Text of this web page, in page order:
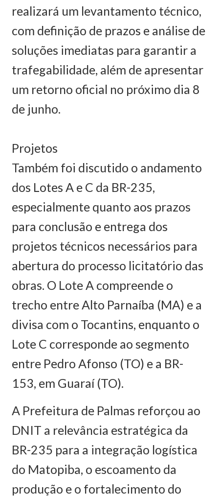
realizará um levantamento técnico,
com definição de prazos e análise de
soluções imediatas para garantir a
trafegabilidade, além de apresentar
um retorno oficial no próximo dia 8
de junho.
Projetos
Também foi discutido o andamento
dos Lotes A e C da BR-235,
especialmente quanto aos prazos
para conclusão e entrega dos
projetos técnicos necessários para
abertura do processo licitatório das
obras. O Lote A compreende o
trecho entre Alto Parnaíba (MA) e a
divisa com o Tocantins, enquanto o
Lote C corresponde ao segmento
entre Pedro Afonso (TO) e a BR-
153, em Guaraí (TO).
A Prefeitura de Palmas reforçou ao
DNIT a relevância estratégica da
BR-235 para a integração logística
do Matopiba, o escoamento da
produção e o fortalecimento do